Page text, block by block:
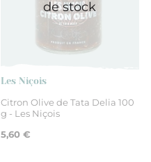
de stock
Les Niçois
Citron Olive de Tata Delia 100
g - Les Niçois
5,60 €